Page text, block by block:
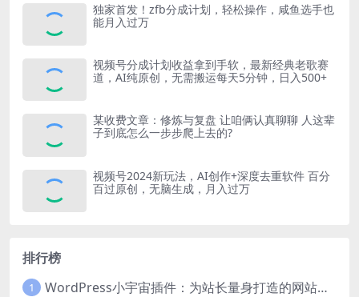
独家首发！zfb分成计划，轻松操作，咸鱼选手也
能月入过万
视频号分成计划收益拿到手软，最新经典老歌赛
道，AI纯原创，无需搬运每天5分钟，日入500+
某收费文章：修炼与复盘 让咱俩认真聊聊 人这辈
子到底怎么一步步爬上去的?
视频号2024新玩法，AI创作+深度去重软件 百分
百过原创，无脑生成，月入过万
排行榜
1 WordPress小宇宙插件：为站长量身打造的网站性能与SEO优化插件